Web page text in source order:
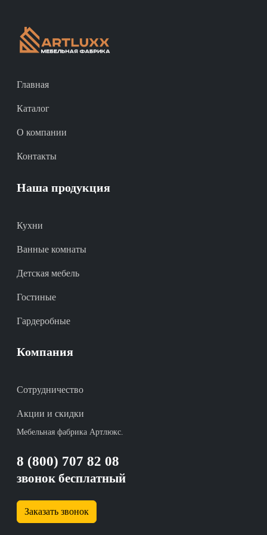
Главная
Каталог
О компании
Контакты
Наша продукция
Кухни
Ванные комнаты
Детская мебель
Гостиные
Гардеробные
Компания
Сотрудничество
Акции и скидки
Мебельная фабрика Артлюкс.
8 (800) 707 82 08
звонок бесплатный
Заказать звонок